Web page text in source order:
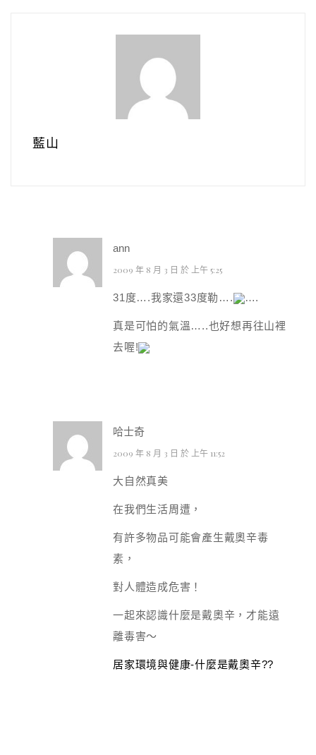
藍山
ann
2009 年 8 月 3 日 於 上午 5:25
31度….我家還33度勒…. ….
真是可怕的氣溫…..也好想再往山裡
去喔!
哈士奇
2009 年 8 月 3 日 於 上午 11:52
大自然真美
在我們生活周遭，
有許多物品可能會產生戴奧辛毒
素，
對人體造成危害！
一起來認識什麼是戴奧辛，才能遠
離毒害～
居家環境與健康-什麼是戴奧辛??